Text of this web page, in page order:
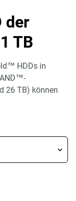
der
TB
HDDs in
26 TB) können